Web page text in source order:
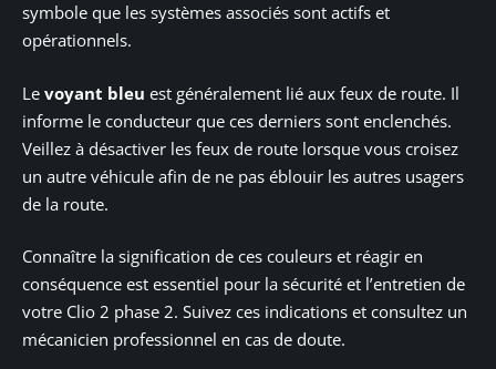
symbole que les systèmes associés sont actifs et
opérationnels.
Le voyant bleu est généralement lié aux feux de route. Il
informe le conducteur que ces derniers sont enclenchés.
Veillez à désactiver les feux de route lorsque vous croisez
un autre véhicule afin de ne pas éblouir les autres usagers
de la route.
Connaître la signification de ces couleurs et réagir en
conséquence est essentiel pour la sécurité et l’entretien de
votre Clio 2 phase 2. Suivez ces indications et consultez un
mécanicien professionnel en cas de doute.